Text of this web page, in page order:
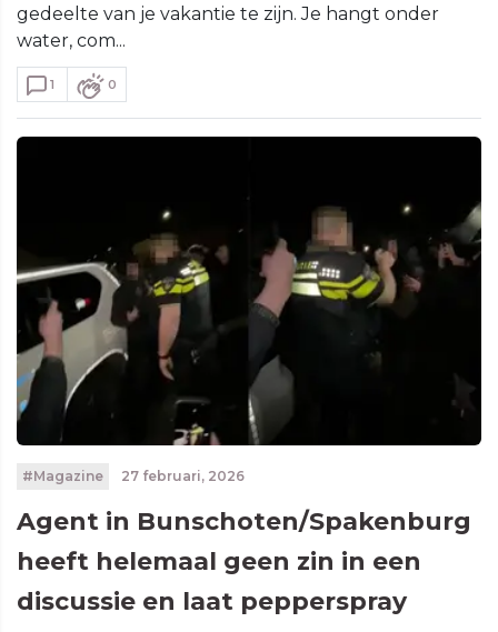
gedeelte van je vakantie te zijn. Je hangt onder
water, com...
1 0
#Magazine 27 februari, 2026
Agent in Bunschoten/Spakenburg
heeft helemaal geen zin in een
discussie en laat pepperspray